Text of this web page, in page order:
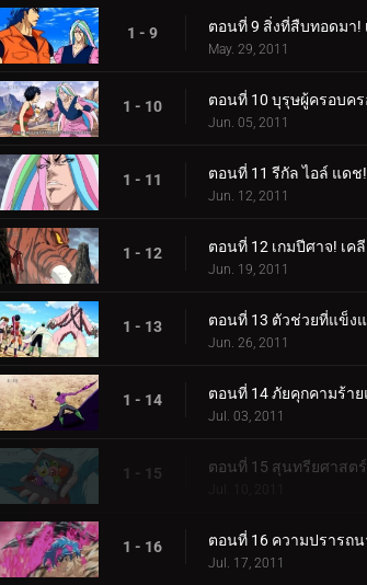
1 - 9 ตอนที่ 9 สิ่งที่สืบทอดมา!
May. 29, 2011
1 - 10 ตอนที่ 10 บุรุษผู้ครอบค
Jun. 05, 2011
1 - 11 ตอนที่ 11 รีกัล ไอล์ แด
Jun. 12, 2011
1 - 12 ตอนที่ 12 เกมปีศาจ! เค
Jun. 19, 2011
1 - 13 ตอนที่ 13 ตัวช่วยที่แข็ง
Jun. 26, 2011
1 - 14 ตอนที่ 14 ภัยคุกคามร้า
Jul. 03, 2011
1 - 15 ตอนที่ 15 สุนทรียศาสต
Jul. 10, 2011
1 - 16 ตอนที่ 16 ความปรารถ
Jul. 17, 2011